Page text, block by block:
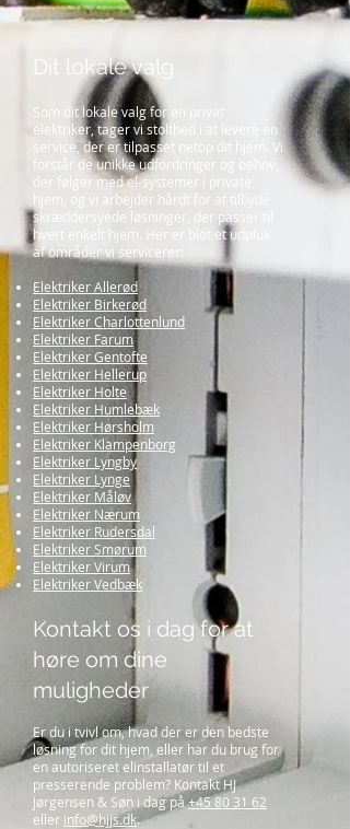
Dit lokale valg
Som dit lokale valg for en privat
elektriker, tager vi stolthed i at levere en
service, der er tilpasset netop dit hjem. Vi
forstår de unikke udfordringer og behov,
der følger med el-systemer i private
hjem, og vi arbejder hårdt for at tilbyde
skræddersyede løsninger, der passer til
hvert enkelt hjem. Her er blot et udpluk
af områder vi servicerer:
Elektriker Allerød
Elektriker Birkerød
Elektriker Charlottenlund
Elektriker Farum
Elektriker Gentofte
Elektriker Hellerup
Elektriker Holte
Elektriker Humlebæk
Elektriker Hørsholm
Elektriker Klampenborg
Elektriker Lyngby
Elektriker Lynge
Elektriker Måløv
Elektriker Nærum
Elektriker Rudersdal
Elektriker Smørum
Elektriker Virum
Elektriker Vedbæk
Kontakt os i dag for at
høre om dine
muligheder
Er du i tvivl om, hvad der er den bedste
løsning for dit hjem, eller har du brug for
en autoriseret elinstallatør til et
presserende problem? Kontakt HJ
Jørgensen & Søn i dag på+45 80 31 62
eller info@hjjs.dk.